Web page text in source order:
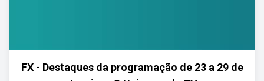
FX - Destaques da programação de 23 a 29 de